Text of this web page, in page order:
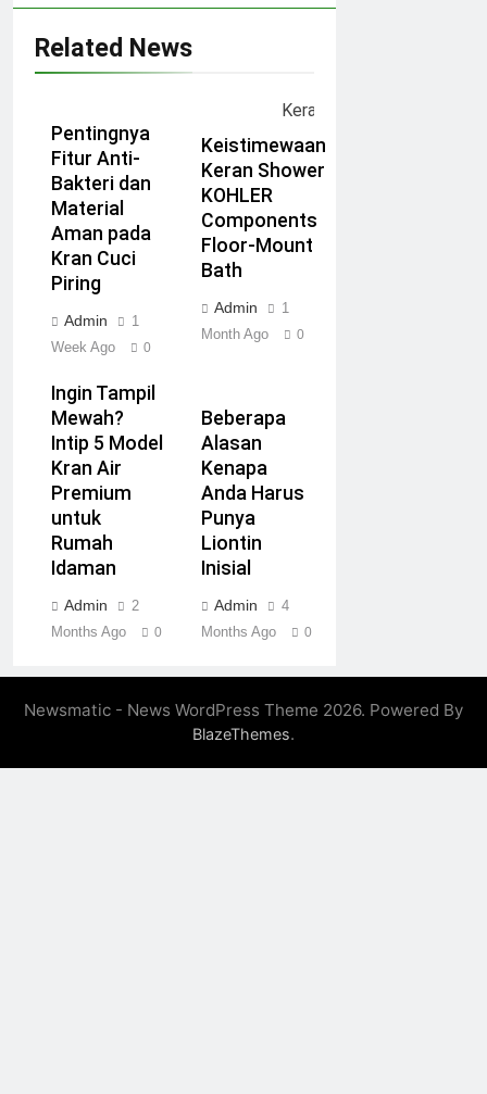
Related News
Pentingnya
Fitur Anti-
Bakteri dan
Material
Aman pada
Kran Cuci
Piring
Admin
1
Week Ago
0
Keistimewaan
Keran Shower
KOHLER
Components
Floor-Mount
Bath
Admin
1
Month Ago
0
Ingin Tampil
Mewah?
Intip 5 Model
Kran Air
Premium
untuk
Rumah
Idaman
Admin
2
Months Ago
0
Beberapa
Alasan
Kenapa
Anda Harus
Punya
Liontin
Inisial
Admin
4
Months Ago
0
Newsmatic - News WordPress Theme 2026. Powered By
BlazeThemes.